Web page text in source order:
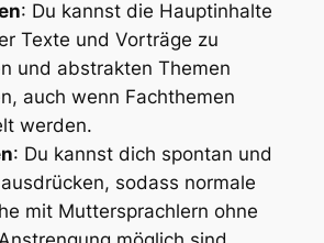
: Du kannst die Hauptinhalte
Texte und Vorträge zu
und abstrakten Themen
auch wenn Fachthemen
werden.
: Du kannst dich spontan und
sodass normale
mit Muttersprachlern ohne